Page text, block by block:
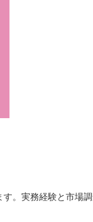
。実務経験と市場